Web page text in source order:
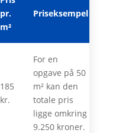
pr.
m²
Priseksempel
185
kr.
For en
opgave på 50
m² kan den
totale pris
ligge omkring
9.250 kroner.